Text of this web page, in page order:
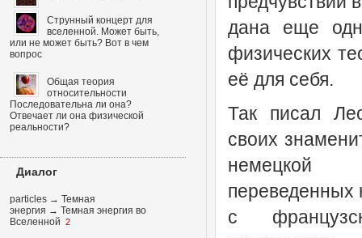
дана еще
физических
её для себя.
Так писал
своих
немецкой
переведенных
с
Струнный концерт для
вселенной. Может быть,
или не может быть? Вот в чем
вопрос
Общая теория
относительности
Последовательна ли она?
Отвечает ли она физической
реальности?
Диалог
particles → Темная
энергия → Темная энергия во
Вселенной 2